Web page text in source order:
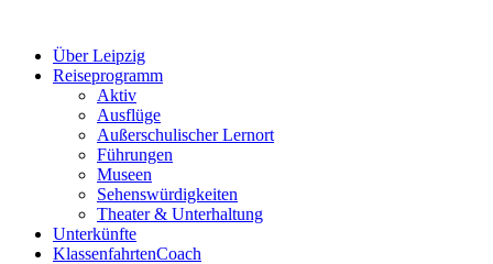
springenÜber Leipzig
Reiseprogramm
Aktiv
Ausflüge
Außerschulischer Lernort
Führungen
Museen
Sehenswürdigkeiten
Theater & Unterhaltung
Unterkünfte
KlassenfahrtenCoach